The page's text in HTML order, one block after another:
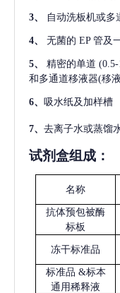
3、 自动洗板机或多
4、 无菌的 EP 管及
5、 精密的单道
和多通道移液器(移
6、 吸水纸及加样槽
7、 去离子水或蒸馏
试剂盒组成：
名称
抗体预包被酶
标板
冻干标准品
标准品 &标本
通用稀释液